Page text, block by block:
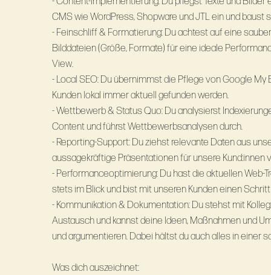
CMS wie WordPress, Shopware und JTL ein und baust
- Feinschliff & Formatierung: Du achtest auf eine
Bilddateien (Größe, Formate) für eine ideale
View.
- Local SEO: Du übernimmst die Pflege von Google
Kunden lokal immer aktuell gefunden werden.
- Wettbewerb & Status Quo: Du analysierst
Content und führst Wettbewerbsanalysen durch.
- Reporting-Support: Du ziehst relevante Daten aus
aussagekräftige Präsentationen für unsere Kund:innen
- Performanceoptimierung: Du hast die aktuellen Web-
stets im Blick und bist mit unseren Kunden einen
- Kommunikation & Dokumentation: Du stehst mit
Austausch und kannst deine Ideen, Maßnahmen und
und argumentieren. Dabei hältst du auch alles in einer
Was dich auszeichnet: